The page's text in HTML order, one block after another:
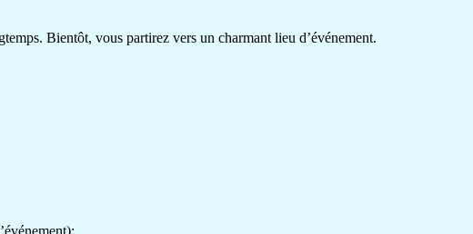
Bientôt, vous partirez vers un charmant lieu d’événement.